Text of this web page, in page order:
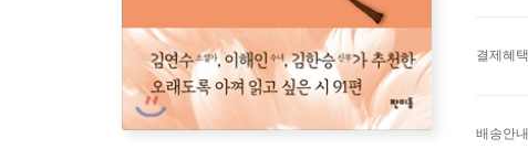
결제혜택
배송안내